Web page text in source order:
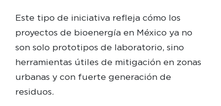
Este tipo de iniciativa refleja cómo los
proyectos de bioenergía en México ya no
son solo prototipos de laboratorio, sino
herramientas útiles de mitigación en zonas
urbanas y con fuerte generación de
residuos.